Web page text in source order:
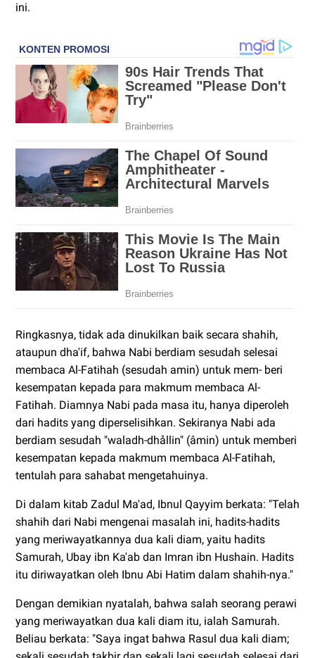
ini.
Ringkasnya, tidak ada dinukilkan baik secara shahih,
ataupun dha'if, bahwa Nabi berdiam sesudah selesai
membaca Al-Fatihah (sesudah amin) untuk mem- beri
kesempatan kepada para makmum membaca Al-
Fatihah. Diamnya Nabi pada masa itu, hanya diperoleh
dari hadits yang diperselisihkan. Sekiranya Nabi ada
berdiam sesudah "waladh-dhållin" (âmin) untuk memberi
kesempatan kepada makmum membaca Al-Fatihah,
tentulah para sahabat mengetahuinya.
Di dalam kitab Zadul Ma'ad, Ibnul Qayyim berkata: "Telah
shahih dari Nabi mengenai masalah ini, hadits-hadits
yang meriwayatkannya dua kali diam, yaitu hadits
Samurah, Ubay ibn Ka'ab dan Imran ibn Hushain. Hadits
itu diriwayatkan oleh Ibnu Abi Hatim dalam shahih-nya."
Dengan demikian nyatalah, bahwa salah seorang perawi
yang meriwayatkan dua kali diam itu, ialah Samurah.
Beliau berkata: "Saya ingat bahwa Rasul dua kali diam;